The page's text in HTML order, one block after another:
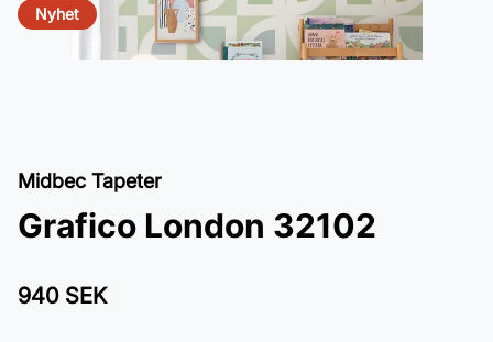
Nyhet
Midbec Tapeter
Grafico London 32102
940 SEK